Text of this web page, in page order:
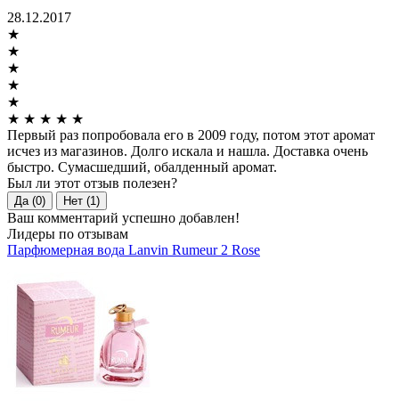
28.12.2017
★
★
★
★
★
★ ★ ★ ★ ★
Первый раз попробовала его в 2009 году, потом этот аромат
исчез из магазинов. Долго искала и нашла. Доставка очень
быстро. Сумасшедший, обалденный аромат.
Был ли этот отзыв полезен?
Да (0) Нет (1)
Ваш комментарий успешно добавлен!
Лидеры по отзывам
Парфюмерная вода Lanvin Rumeur 2 Rose